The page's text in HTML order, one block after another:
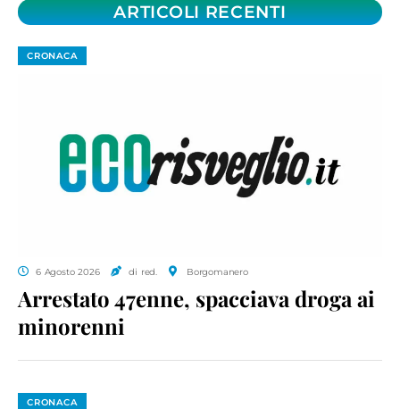
ARTICOLI RECENTI
CRONACA
6 Agosto 2026 di red. Borgomanero
Arrestato 47enne, spacciava droga ai
minorenni
CRONACA